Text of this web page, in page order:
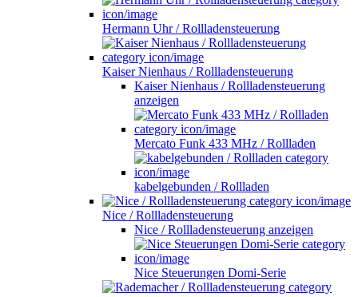
Hermann Uhr / Rollladensteuerung
Kaiser Nienhaus / Rollladensteuerung
Kaiser Nienhaus / Rollladensteuerung
anzeigen
Mercato Funk 433 MHz / Rollladen
kabelgebunden / Rollladen
Nice / Rollladensteuerung
Nice / Rollladensteuerung anzeigen
Nice Steuerungen Domi-Serie